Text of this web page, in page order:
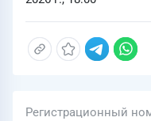
Регистрационный